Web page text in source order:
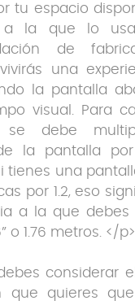
tu espacio
a la que lo
de
una
la pantalla
visual. Para
se debe
la pantalla por
tienes una
por 1.2, eso
a la que debes
o 1.76 metros. </p>
considerar
que quieres